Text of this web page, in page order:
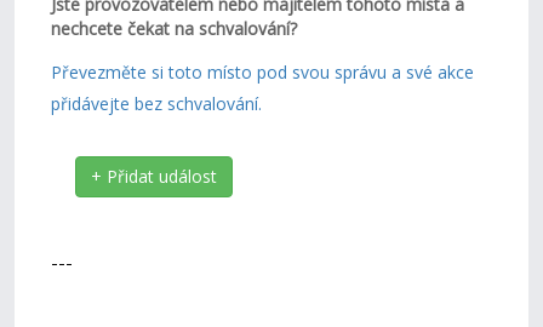
nechcete čekat na schvalování?
Převezměte si toto místo pod svou správu a své akce
přidávejte bez schvalování.
+ Přidat událost
---